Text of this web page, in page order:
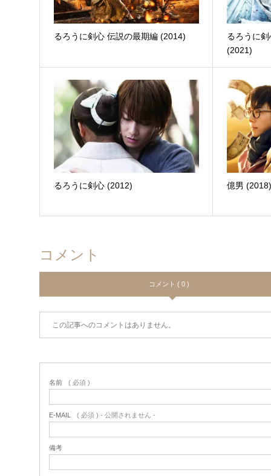
るろうに剣心 伝説の最期編 (2014)
るろうに
(2021)
るろうに剣心 (2012) 億男
コメント
コメント ( 0 )
この記事へのコメントはありません。
名前 ( 必須 )
E-MAIL ( 必須 ) - 公開されません -
備考